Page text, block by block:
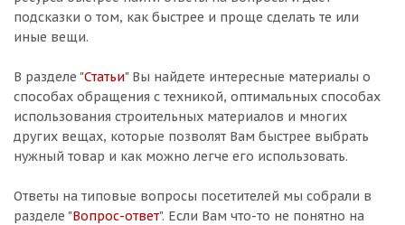
подсказки о том, как быстрее и проще сделать те или
иные вещи.
В разделе "Статьи" Вы найдете интересные материалы о
способах обращения с техникой, оптимальных способах
использования строительных материалов и многих
других вещах, которые позволят Вам быстрее выбрать
нужный товар и как можно легче его использовать.
Ответы на типовые вопросы посетителей мы собрали в
разделе "Вопрос-ответ". Если Вам что-то не понятно на